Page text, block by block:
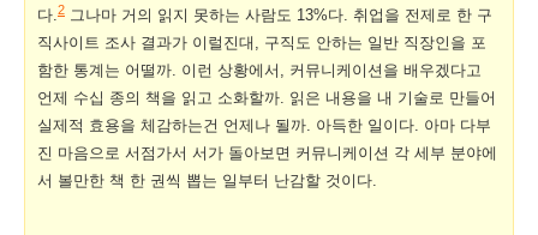
다. 2 그나마 거의 읽지 못하는 사람도 13%다. 취업을 전제로 한 구
직사이트 조사 결과가 이럴진대, 구직도 안하는 일반 직장인을 포
함한 통계는 어떨까. 이런 상황에서, 커뮤니케이션을 배우겠다고
언제 수십 종의 책을 읽고 소화할까. 읽은 내용을 내 기술로 만들어
실제적 효용을 체감하는건 언제나 될까. 아득한 일이다. 아마 다부
진 마음으로 서점가서 서가 돌아보면 커뮤니케이션 각 세부 분야에
서 볼만한 책 한 권씩 뽑는 일부터 난감할 것이다.